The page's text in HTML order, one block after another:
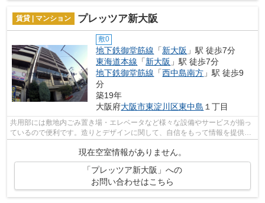
賃貸 | マンション プレッツア新大阪
敷0
地下鉄御堂筋線 「新大阪 」駅 徒歩7分
東海道本線 「新大阪 」駅 徒歩7分
地下鉄御堂筋線 「西中島南方 」駅 徒歩9
分
築19年
大阪府大阪市東淀川区東中島 １丁目
共用部には敷地内ごみ置き場・エレベータなど様々な設備やサービスが揃っ
ているので便利です。造りとデザインに関して、自信をもって情報を提供で
現在空室情報がありません。
「プレッツア新大阪」への
お問い合わせはこちら